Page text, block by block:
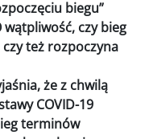
biegu”
wątpliwość, czy bieg
też rozpoczyna
że z chwilą
COVID-19
terminów